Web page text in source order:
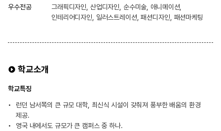
우수전공
그래픽디자인, 산업디자인, 순수미술, 애니메이션,
인테리어디자인, 일러스트레이션, 패션디자인, 패션마케팅
학교소개
학교특징
런던 남서쪽의 큰 규모 대학, 최신식 시설이 갖춰져 풍부한 배움의 환경
제공.
영국 내에서도 규모가 큰 캠퍼스 중 하나.